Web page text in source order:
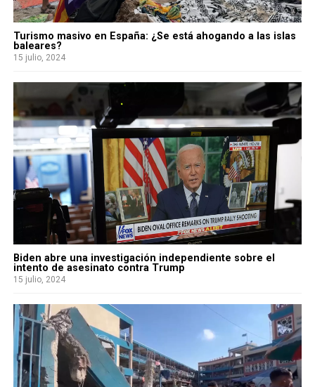
Turismo masivo en España: ¿Se está ahogando a las islas
baleares?
15 julio, 2024
Biden abre una investigación independiente sobre el
intento de asesinato contra Trump
15 julio, 2024